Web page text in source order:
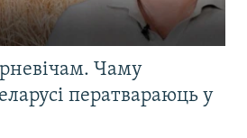
Чаму
ператвараюць у